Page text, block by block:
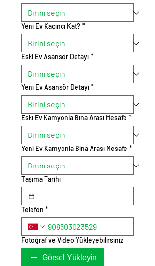
Yeni Ev Kaçıncı Kat? *
Eski Ev Asansör Detayı *
Yeni Ev Asansör Detayı *
Eski Ev Kamyonla Bina Arası Mesafe *
Yeni Ev Kamyonla Bina Arası Mesafe *
Taşıma Tarihi
Telefon *
Fotoğraf ve Video Yükleyebilirsiniz.
Görsel Yükleyin